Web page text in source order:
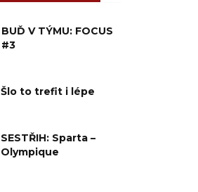
BUĎ V TÝMU: FOCUS
#3
Šlo to trefit i lépe
SESTŘIH: Sparta –
Olympique